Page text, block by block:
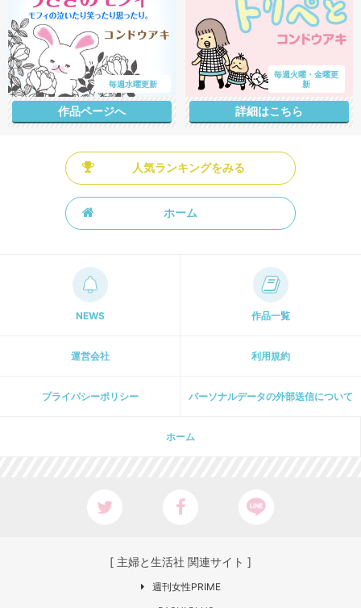
毎週水曜更新
作品ページへ
毎週火曜・金曜更
新
詳細はこちら
人気ランキングをみる
ホーム
NEWS 作品一覧
運営会社 利用規約
プライパシーポリシー パーソナルデータの外部送信について
ホーム
[ 主婦と生活社 関連サイト ]
週刊女性PRIME